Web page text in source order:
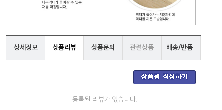
상세정보 상품리뷰 상품문의 관련상품 배송/반품
등록된 리뷰가 없습니다.